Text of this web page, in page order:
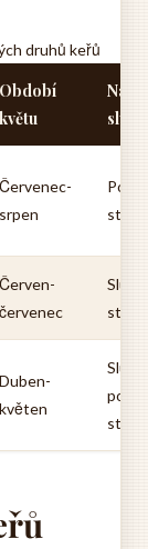
druhů keřů
Období
květu
Červenec-
srpen
Červen-
červenec
Duben-
květen